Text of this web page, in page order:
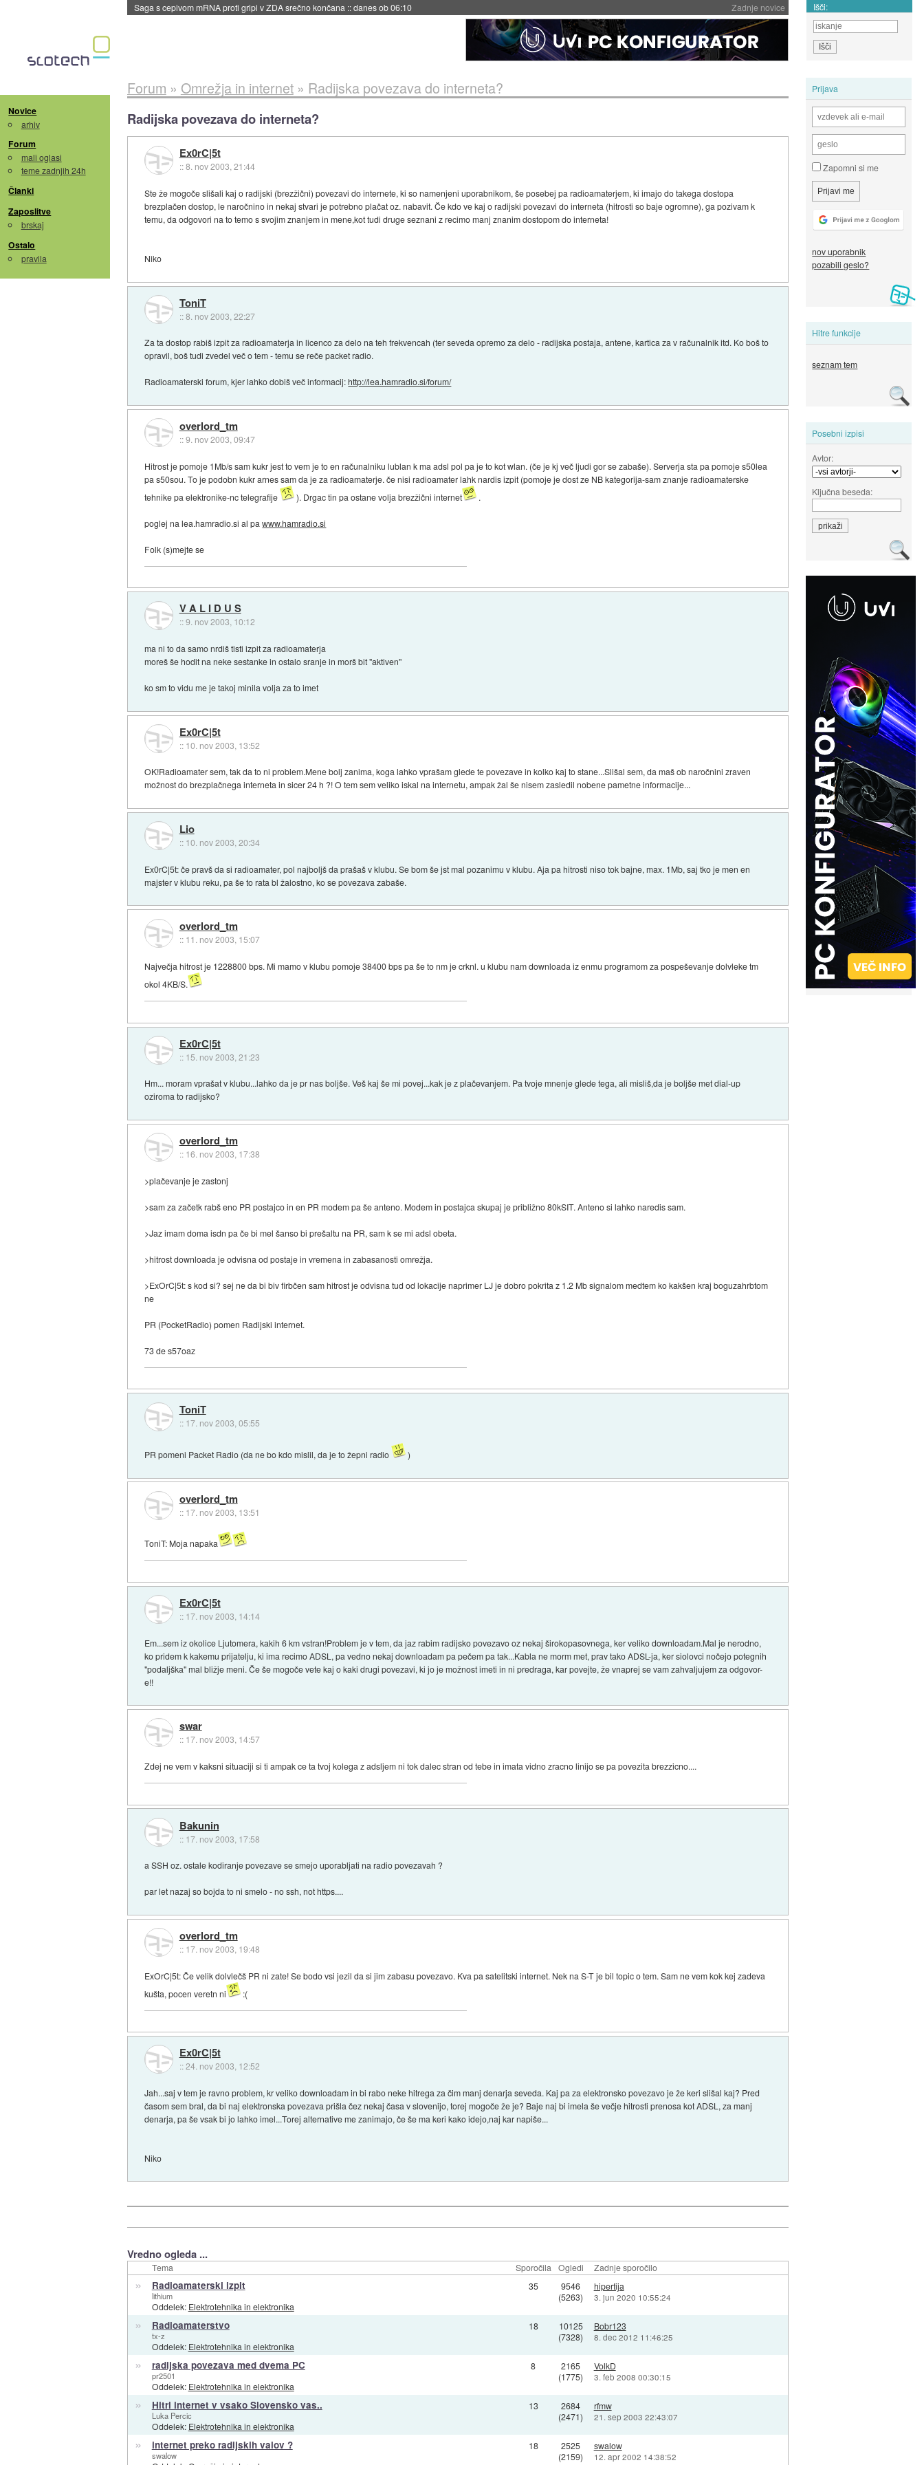
Zadnje novice
Saga s cepivom mRNA proti gripi v ZDA srečno končana ::danes ob 06:10 Išči:
Novice
arhiv
Forum
mali oglasi
teme zadnjih 24h
Članki
Zaposlitve
brskaj
Ostalo
pravila
Prijava
Zapomni si me
nov uporabnik
pozabili geslo?
Hitre funkcije
seznam tem
Posebni izpisi
Avtor:
Ključna beseda:
Forum » Omrežja in internet» Radijska povezava do interneta?
Radijska povezava do interneta?
Ex0rC|5t
::8. nov 2003, 21:44
Ste že mogoče slišali kaj o radijski (brezžični) povezavi do internete, ki so namenjeni uporabnikom, še posebej pa radioamaterjem, ki imajo do takega dostopa
brezplačen dostop, le naročnino in nekaj stvari je potrebno plačat oz. nabavit. Če kdo ve kaj o radijski povezavi do interneta (hitrosti so baje ogromne), ga pozivam k
temu, da odgovori na to temo s svojim znanjem in mene,kot tudi druge seznani z recimo manj znanim dostopom do interneta!
Niko
ToniT
::8. nov 2003, 22:27
Za ta dostop rabiš izpit za radioamaterja in licenco za delo na teh frekvencah (ter seveda opremo za delo - radijska postaja, antene, kartica za v računalnik itd. Ko boš to
opravil, boš tudi zvedel več o tem - temu se reče packet radio.
Radioamaterski forum, kjer lahko dobiš več informacij:http://lea.hamradio.si/forum/
overlord_tm
::9. nov 2003, 09:47
Hitrost je pomoje 1Mb/s sam kukr jest to vem je to en računalniku lublan k ma adsl pol pa je to kot wlan. (če je kj več ljudi gor se zabaše). Serverja sta pa pomoje s50lea
pa s50sou. To je podobn kukr arnes sam da je za radioamaterje. če nisi radioamater lahk nardis izpit (pomoje je dost ze NB kategorija-sam znanje radioamaterske
tehnike pa elektronike-nc telegrafije
). Drgac tin pa ostane volja brezžični internet .
poglej na lea.hamradio.si al pawww.hamradio.si
Folk (s)mejte se
V A L I D U S
::9. nov 2003, 10:12
ma ni to da samo nrdiš tisti izpit za radioamaterja
moreš še hodit na neke sestanke in ostalo sranje in morš bit "aktiven"
ko sm to vidu me je takoj minila volja za to imet
Ex0rC|5t
:: 10. nov 2003, 13:52
OK!Radioamater sem, tak da to ni problem.Mene bolj zanima, koga lahko vprašam glede te povezave in kolko kaj to stane...Slišal sem, da maš ob naročnini zraven
možnost do brezplačnega interneta in sicer 24 h ?! O tem sem veliko iskal na internetu, ampak žal še nisem zasledil nobene pametne informacije...
Lio
:: 10. nov 2003, 20:34
Ex0rC|5t: če pravš da si radioamater, pol najboljš da prašaš v klubu. Se bom še jst mal pozanimu v klubu. Aja pa hitrosti niso tok bajne, max. 1Mb, saj tko je men en
majster v klubu reku, pa še to rata bl žalostno, ko se povezava zabaše.
overlord_tm
:: 11. nov 2003, 15:07
Največja hitrost je 1228800 bps. Mi mamo v klubu pomoje 38400 bps pa še to nm je crknl. u klubu nam downloada iz enmu programom za pospeševanje dolvleke tm
okol 4KB/S.
Ex0rC|5t
:: 15. nov 2003, 21:23
Hm... moram vprašat v klubu...lahko da je pr nas boljše. Veš kaj še mi povej...kak je z plačevanjem. Pa tvoje mnenje glede tega, ali misliš,da je boljše met dial-up
oziroma to radijsko?
overlord_tm
:: 16. nov 2003, 17:38
>plačevanje je zastonj
>sam za začetk rabš eno PR postajco in en PR modem pa še anteno. Modem in postajca skupaj je približno 80kSIT. Anteno si lahko naredis sam.
>Jaz imam doma isdn pa če bi mel šanso bi prešaltu na PR, sam k se mi adsl obeta.
>hitrost downloada je odvisna od postaje in vremena in zabasanosti omrežja.
>ExOrC|5t: s kod si? sej ne da bi biv firbčen sam hitrost je odvisna tud od lokacije naprimer LJ je dobro pokrita z 1.2 Mb signalom medtem ko kakšen kraj boguzahrbtom
ne
PR (PocketRadio) pomen Radijski internet.
73 de s57oaz
ToniT
:: 17. nov 2003, 05:55
PR pomeni Packet Radio (da ne bo kdo mislil, da je to žepni radio )
overlord_tm
:: 17. nov 2003, 13:51
ToniT: Moja napaka
Ex0rC|5t
:: 17. nov 2003, 14:14
Em...sem iz okolice Ljutomera, kakih 6 km vstran!Problem je v tem, da jaz rabim radijsko povezavo oz nekaj širokopasovnega, ker veliko downloadam.Mal je nerodno,
ko pridem k kakemu prijatelju, ki ima recimo ADSL, pa vedno nekaj downloadam pa pečem pa tak...Kabla ne morm met, prav tako ADSL-ja, ker siolovci nočejo potegnih
"podaljška" mal bližje meni. Če še mogoče vete kaj o kaki drugi povezavi, ki jo je možnost imeti in ni predraga, kar povejte, že vnaprej se vam zahvaljujem za odgovor-
e!!
swar
:: 17. nov 2003, 14:57
Zdej ne vem v kaksni situaciji si ti ampak ce ta tvoj kolega z adsljem ni tok dalec stran od tebe in imata vidno zracno linijo se pa povezita brezzicno....
Bakunin
:: 17. nov 2003, 17:58
a SSH oz. ostale kodiranje povezave se smejo uporabljati na radio povezavah ?
par let nazaj so bojda to ni smelo - no ssh, not https....
overlord_tm
:: 17. nov 2003, 19:48
ExOrC|5t: Če velik dolvlečš PR ni zate! Se bodo vsi jezil da si jim zabasu povezavo. Kva pa satelitski internet. Nek na S-T je bil topic o tem. Sam ne vem kok kej zadeva
kušta, pocen veretn ni
:(
Ex0rC|5t
::24. nov 2003, 12:52
Jah...saj v tem je ravno problem, kr veliko downloadam in bi rabo neke hitrega za čim manj denarja seveda. Kaj pa za elektronsko povezavo je že keri slišal kaj? Pred
časom sem bral, da bi naj elektronska povezava prišla čez nekaj časa v slovenijo, torej mogoče že je? Baje naj bi imela še večje hitrosti prenosa kot ADSL, za manj
denarja, pa še vsak bi jo lahko imel...Torej alternative me zanimajo, če še ma keri kako idejo,naj kar napiše...
Niko
Vredno ogleda ...
Tema Sporočila Ogledi Zadnje sporočilo
» Radioamaterski izpit
lithium
Oddelek: Elektrotehnika in elektronika
35
9546
(5263)
hipertija
3. jun 2020 10:55:24
» Radioamaterstvo
tx-z
Oddelek: Elektrotehnika in elektronika
18
10125
(7328)
Bobr123
8. dec 2012 11:46:25
» radijska povezava med dvema PC
pr2501
Oddelek: Elektrotehnika in elektronika
8
2165
(1775)
VolkD
3. feb 2008 00:30:15
» Hitri internet v vsako Slovensko vas..
Luka Percic
Oddelek: Elektrotehnika in elektronika
13
2684
(2471)
rfmw
21. sep 2003 22:43:07
» internet preko radijskih valov ?
swalow
18
2525
(2159)
swalow
12. apr 2002 14:38:52